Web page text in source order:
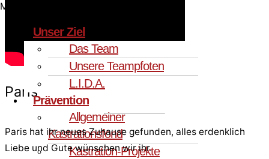
Menü
Unser Ziel
Das Team
Unsere Teampfoten
L.I.D.A.
Prävention
Allgemeiner
Kastrationsfond
Kastration-Projekte
Paris
Paris hat ihr neues Zuhause gefunden, alles erdenklich
Liebe und Gute wünschen wir ihr.